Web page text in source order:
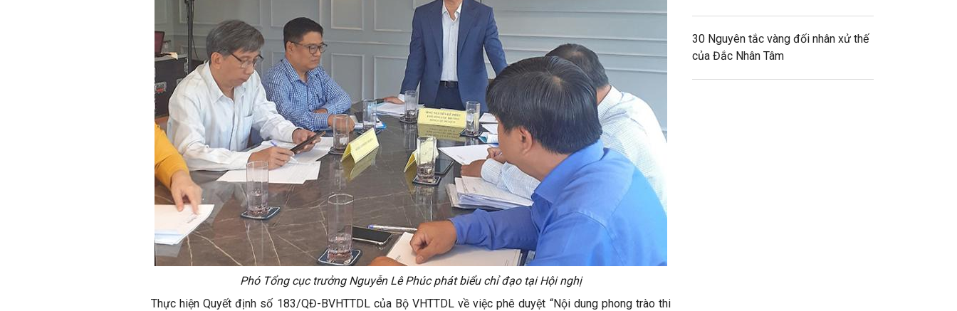
Phó Tổng cục trưởng Nguyễn Lê Phúc phát biểu chỉ đạo tại Hội nghị
Thực hiện Quyết định số 183/QĐ-BVHTTDL của Bộ VHTTDL về việc phê duyệt “Nội dung phong trào thi
30 Nguyên tắc vàng đối nhân xử thế
của Đắc Nhân Tâm